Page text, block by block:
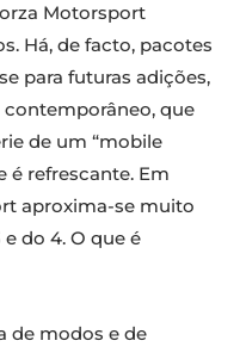
Motorsport
Há, de facto, pacotes
para futuras adições,
que
de um “mobile
é refrescante. Em
aproxima-se muito
do 4. O que é
de modos e de